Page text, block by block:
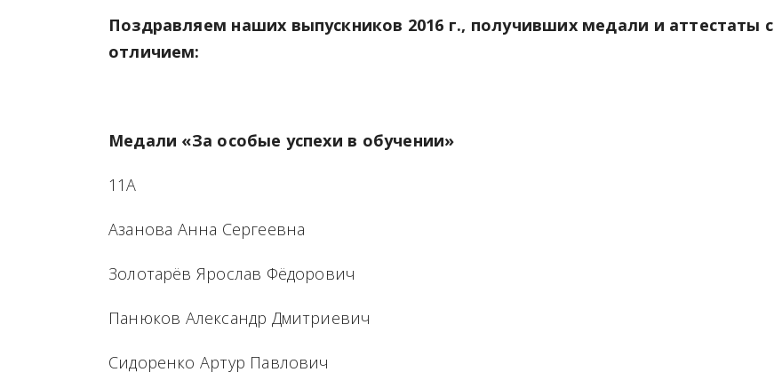
Поздравляем наших выпускников 2016 г., получивших медали и аттестаты с
отличием:
Медали «За особые успехи в обучении»
11А
Азанова Анна Сергеевна
Золотарёв Ярослав Фёдорович
Панюков Александр Дмитриевич
Сидоренко Артур Павлович